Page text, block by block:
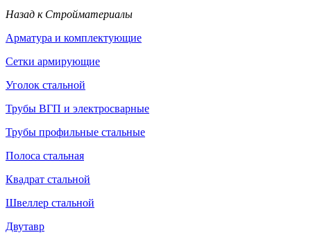
Назад к Стройматериалы
Арматура и комплектующие
Сетки армирующие
Уголок стальной
Трубы ВГП и электросварные
Трубы профильные стальные
Полоса стальная
Квадрат стальной
Швеллер стальной
Двутавр